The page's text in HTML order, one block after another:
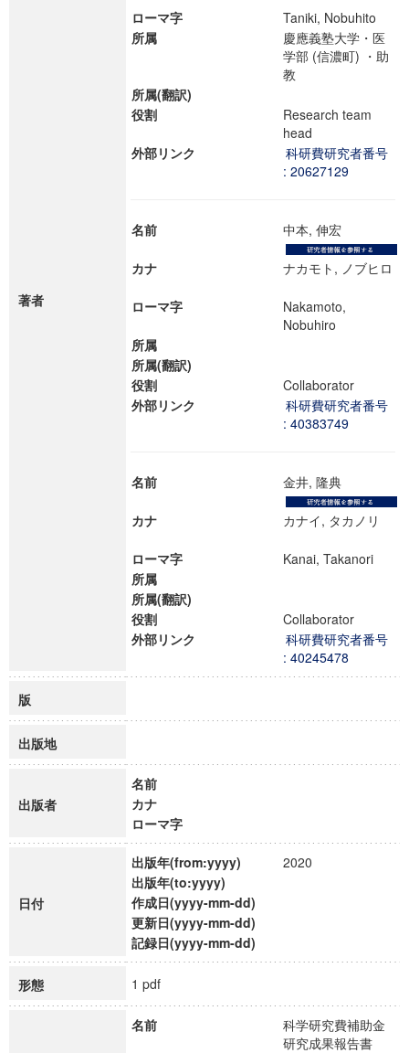
著者
ローマ字
Taniki, Nobuhito
所属
慶應義塾大学・医
学部 (信濃町) ・助
教
所属(翻訳)
役割
Research team
head
外部リンク
科研費研究者番号
: 20627129
名前 中本, 伸宏
カナ ナカモト, ノブヒロ
ローマ字
Nakamoto,
Nobuhiro
所属
所属(翻訳)
役割
Collaborator
外部リンク
科研費研究者番号
: 40383749
名前 金井, 隆典
カナ カナイ, タカノリ
ローマ字
Kanai, Takanori
所属
所属(翻訳)
役割
Collaborator
外部リンク
科研費研究者番号
: 40245478
版
出版地
出版者
名前
カナ
ローマ字
日付
出版年(from:yyyy)
2020
出版年(to:yyyy)
作成日(yyyy-mm-dd)
更新日(yyyy-mm-dd)
記録日(yyyy-mm-dd)
形態 1 pdf
名前
科学研究費補助金
研究成果報告書